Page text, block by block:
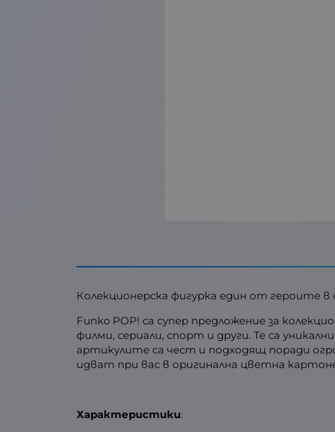
Колекционерска фигурка един от героите в
Funko POP! са супер предложение за
филми, сериали, спорт и други. Те са
артикулите са чест и подходящ поради
идват при вас в оригинална цветна
Характеристики: